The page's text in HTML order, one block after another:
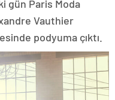
gün Paris Moda
Vauthier
podyuma çıktı.